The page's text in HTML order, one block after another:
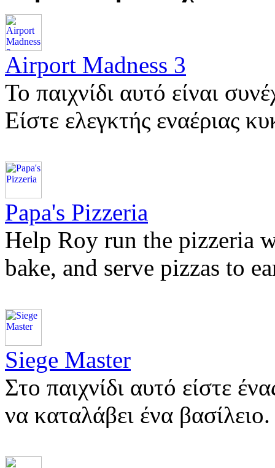
Airport Madness 3
Το παιχνίδι αυτό είναι
Είστε ελεγκτής εναέριας
Papa's Pizzeria
Help Roy run the pizzeria
bake, and serve pizzas to
Siege Master
Στο παιχνίδι αυτό είστε
να καταλάβει ένα